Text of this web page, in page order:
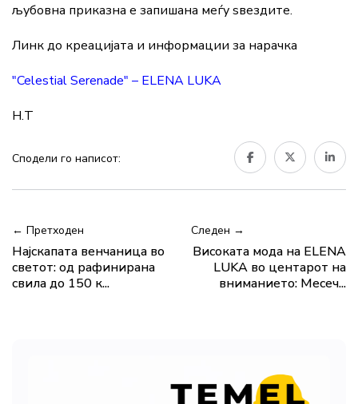
љубовна приказна е запишана меѓу ѕвездите.
Линк до креацијата и информации за нарачка
"Celestial Serenade" – ELENA LUKA
Н.Т
Сподели го написот:
← Претходен
Најскапата венчаница во
светот: од рафинирана
свила до 150 к...
Следен →
Високата мода на ELENA
LUKA во центарот на
вниманието: Месеч...